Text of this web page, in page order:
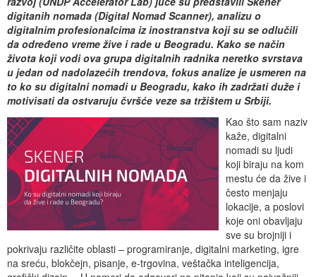
digitanih nomada (Digital Nomad Scanner), analizu o
digitalnim profesionalcima iz inostranstva koji su se odlučili
da određeno vreme žive i rade u Beogradu. Kako se način
života koji vodi ova grupa digitalnih radnika neretko svrstava
u jedan od nadolazećih trendova, fokus analize je usmeren na
to ko su digitalni nomadi u Beogradu, kako ih zadržati duže i
motivisati da ostvaruju čvršće veze sa tržištem u Srbiji.
Kao što sam naziv
kaže, digitalni
nomadi su ljudi
koji biraju na kom
mestu će da žive i
često menjaju
lokacije, a poslovi
koje oni obavljaju
sve su brojniji i
pokrivaju različite oblasti – programiranje, digitalni marketing, igre
na sreću, blokčejn, pisanje, e-trgovina, veštačka inteligencija,